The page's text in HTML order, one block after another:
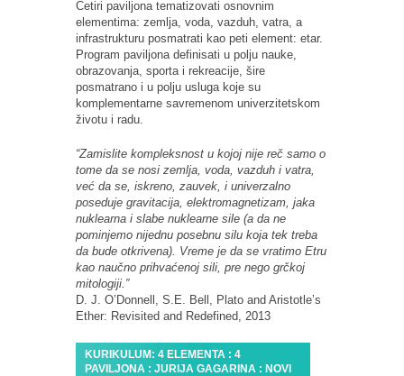
Četiri paviljona tematizovati osnovnim
elementima: zemlja, voda, vazduh, vatra, a
infrastrukturu posmatrati kao peti element: etar.
Program paviljona definisati u polju nauke,
obrazovanja, sporta i rekreacije, šire
posmatrano i u polju usluga koje su
komplementarne savremenom univerzitetskom
životu i radu.
“Zamislite kompleksnost u kojoj nije reč samo o
tome da se nosi zemlja, voda, vazduh i vatra,
već da se, iskreno, zauvek, i univerzalno
poseduje gravitacija, elektromagnetizam, jaka
nuklearna i slabe nuklearne sile (a da ne
pominjemo nijednu posebnu silu koja tek treba
da bude otkrivena). Vreme je da se vratimo Etru
kao naučno prihvaćenoj sili, pre nego grčkoj
mitologiji.”
D. J. O’Donnell, S.E. Bell, Plato and Aristotle’s
Ether: Revisited and Redefined, 2013
KURIKULUM: 4 ELEMENTA : 4
PAVILJONA : JURIJA GAGARINA : NOVI